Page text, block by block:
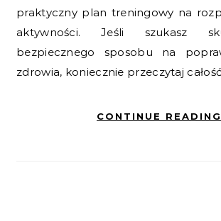
praktyczny plan treningowy na
aktywności. Jeśli szukasz
bezpiecznego sposobu na
zdrowia, koniecznie przeczytaj
CONTINUE READING